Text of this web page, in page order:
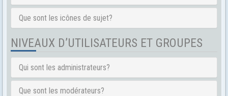
Que sont les icônes de sujet?
NIVEAUX D’UTILISATEURS ET GROUPES
Qui sont les administrateurs?
Que sont les modérateurs?